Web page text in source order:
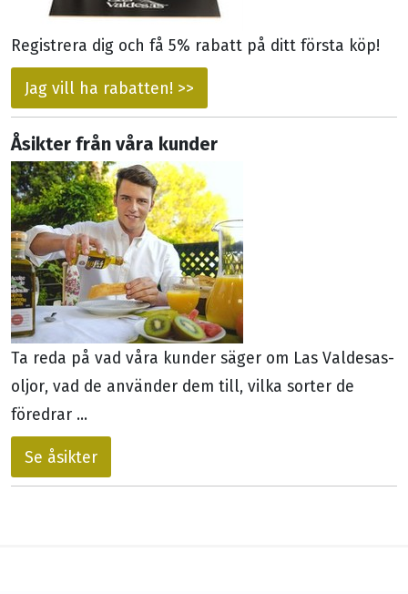
Registrera dig och få 5% rabatt på ditt första köp!
Jag vill ha rabatten! >>
Åsikter från våra kunder
Ta reda på vad våra kunder säger om Las Valdesas-
oljor, vad de använder dem till, vilka sorter de
föredrar ...
Se åsikter